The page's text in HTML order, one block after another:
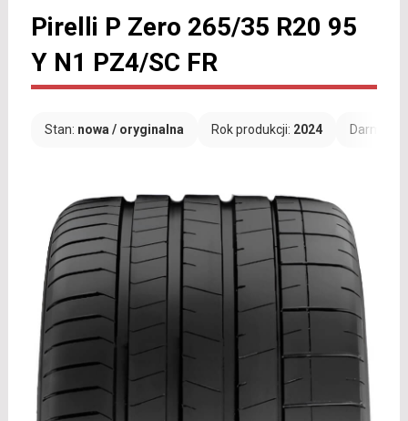
Pirelli P Zero 265/35 R20 95
Y N1 PZ4/SC FR
Stan: nowa / oryginalna Rok produkcji: 2024